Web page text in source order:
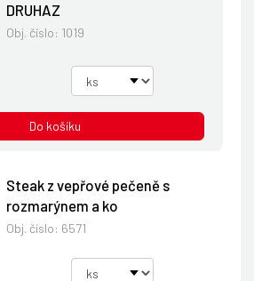
DRUHAZ
Obj. číslo: 1019
Do košíku
Steak z vepřové pečeně s
rozmarýnem a ko
Obj. číslo: 6571